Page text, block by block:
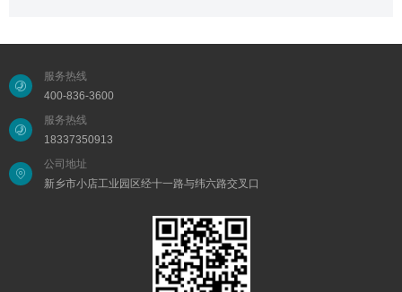
服务热线
400-836-3600
服务热线
18337350913
公司地址
新乡市小店工业园区经十一路与纬六路交叉口